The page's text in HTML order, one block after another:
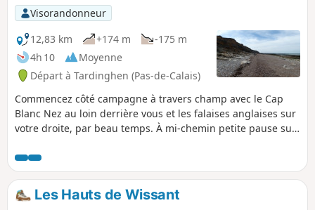
Visorandonneur
12,83 km
+174 m
-175 m
4h 10
Moyenne
Départ à Tardinghen (Pas-de-Calais)
Commencez côté campagne à travers champ avec le Cap
Blanc Nez au loin derrière vous et les falaises anglaises sur
votre droite, par beau temps. À mi-chemin petite pause sur
apprécierez tous ces crans puis le panorama sur le Cap Gris
Nez. 26/06/2026 La randonnée a été modifiée car le passage
est interdit au niveau de cran de quette et la traversée du
ruisseau du Châtelet ne peut plus se faire dans les dunes.
Les Hauts de Wissant